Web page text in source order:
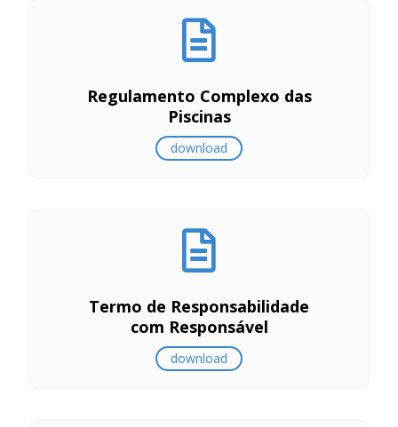
Regulamento Complexo das
Piscinas
download
Termo de Responsabilidade
com Responsável
download